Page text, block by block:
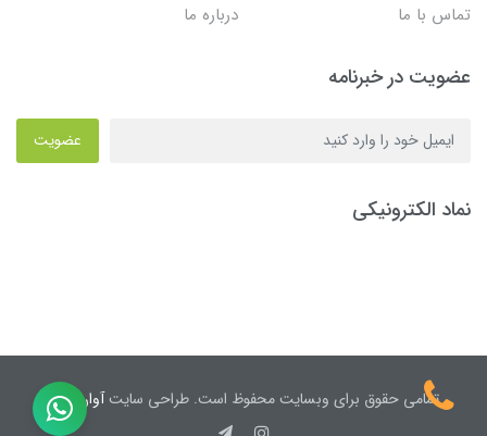
تماس با ما
درباره ما
عضویت در خبرنامه
عضویت
نماد الکترونیکی
تمامی حقوق برای وبسایت محفوظ است. طراحی سایتآوان نیک